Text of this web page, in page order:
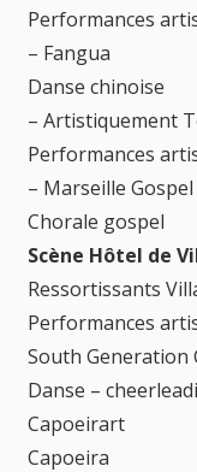
Performances
– Fangua
Danse chinoise
– Artistiquement
Performances
– Marseille Gospel
Chorale gospel
Scène Hôtel de
Ressortissants
Performances
South Generation
Danse –
Capoeirart
Capoeira